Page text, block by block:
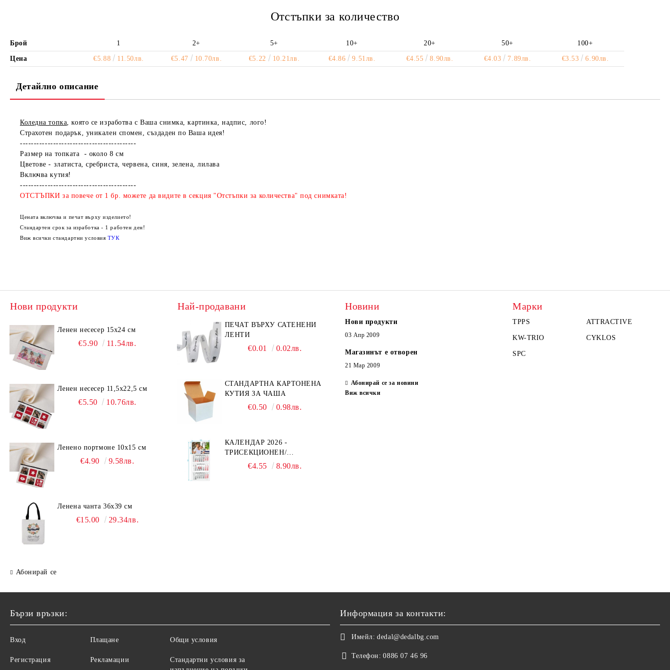
Отстъпки за количество
Брой 1 2+ 5+ 10+ 20+ 50+ 100+
Цена €5.88 11.50лв. €5.47 10.70лв. €5.22 10.21лв. €4.86 9.51лв. €4.55 8.90лв. €4.03 7.89лв. €3.53 6.90лв.
Детайлно описание
Коледна топка, която се изработва с Ваша снимка, картинка, надпис, лого!
Страхотен подарък, уникален спомен, създаден по Ваша идея!
------------------------------------------
Размер на топката - около 8 см
Цветове - златиста, сребриста, червена, синя, зелена, лилава
Включва кутия!
------------------------------------------
ОТСТЪПКИ за повече от 1 бр. можете да видите в секция "Отстъпки за количества" под снимката!
Цената включва и печат върху изделието!
Стандартен срок за изработка - 1 работен ден!
Виж всички стандартни условия ТУК
Нови продукти
Ленен несесер 15х24 см
€5.90 11.54лв.
Ленен несесер 11,5х22,5 см
€5.50 10.76лв.
Ленено портмоне 10х15 см
€4.90 9.58лв.
Ленена чанта 36х39 см
€15.00 29.34лв.
Абонирай се
Най-продавани
ПЕЧАТ ВЪРХУ САТЕНЕНИ
ЛЕНТИ
€0.01 0.02лв.
СТАНДАРТНА КАРТОНЕНА
КУТИЯ ЗА ЧАША
€0.50 0.98лв.
КАЛЕНДАР 2026 -
ТРИСЕКЦИОНЕН/
ЕДНОСЕКЦИОНЕН
€4.55 8.90лв.
Новини
Нови продукти
03 Апр 2009
Магазинът е отворен
21 Мар 2009
Абонирай се за новини
Виж всички
Марки
TPPS ATTRACTIVE
KW-TRIO CYKLOS
SPC
Бързи връзки:
Вход
Регистрация
Плащане
Рекламации
Общи условия
Стандартни условия за
Информация за контакти:
Имейл: dedal@dedalbg.com
Телефон: 0886 07 46 96